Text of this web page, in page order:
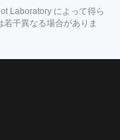
Laboratory によって得ら
干異なる場合がありま